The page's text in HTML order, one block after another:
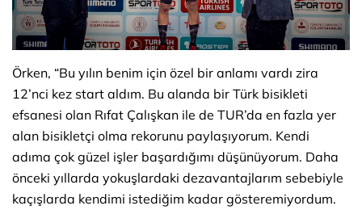
Örken, “Bu yılın benim için özel bir anlamı vardı zira
12’nci kez start aldım. Bu alanda bir Türk bisikleti
efsanesi olan Rıfat Çalışkan ile de TUR’da en fazla yer
alan bisikletçi olma rekorunu paylaşıyorum. Kendi
adıma çok güzel işler başardığımı düşünüyorum. Daha
önceki yıllarda yokuşlardaki dezavantajlarım sebebiyle
kaçışlarda kendimi istediğim kadar gösteremiyordum.